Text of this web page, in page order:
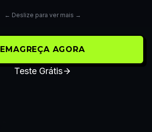
← Deslize para ver mais →
EMAGREÇA AGORA
Teste Grátis